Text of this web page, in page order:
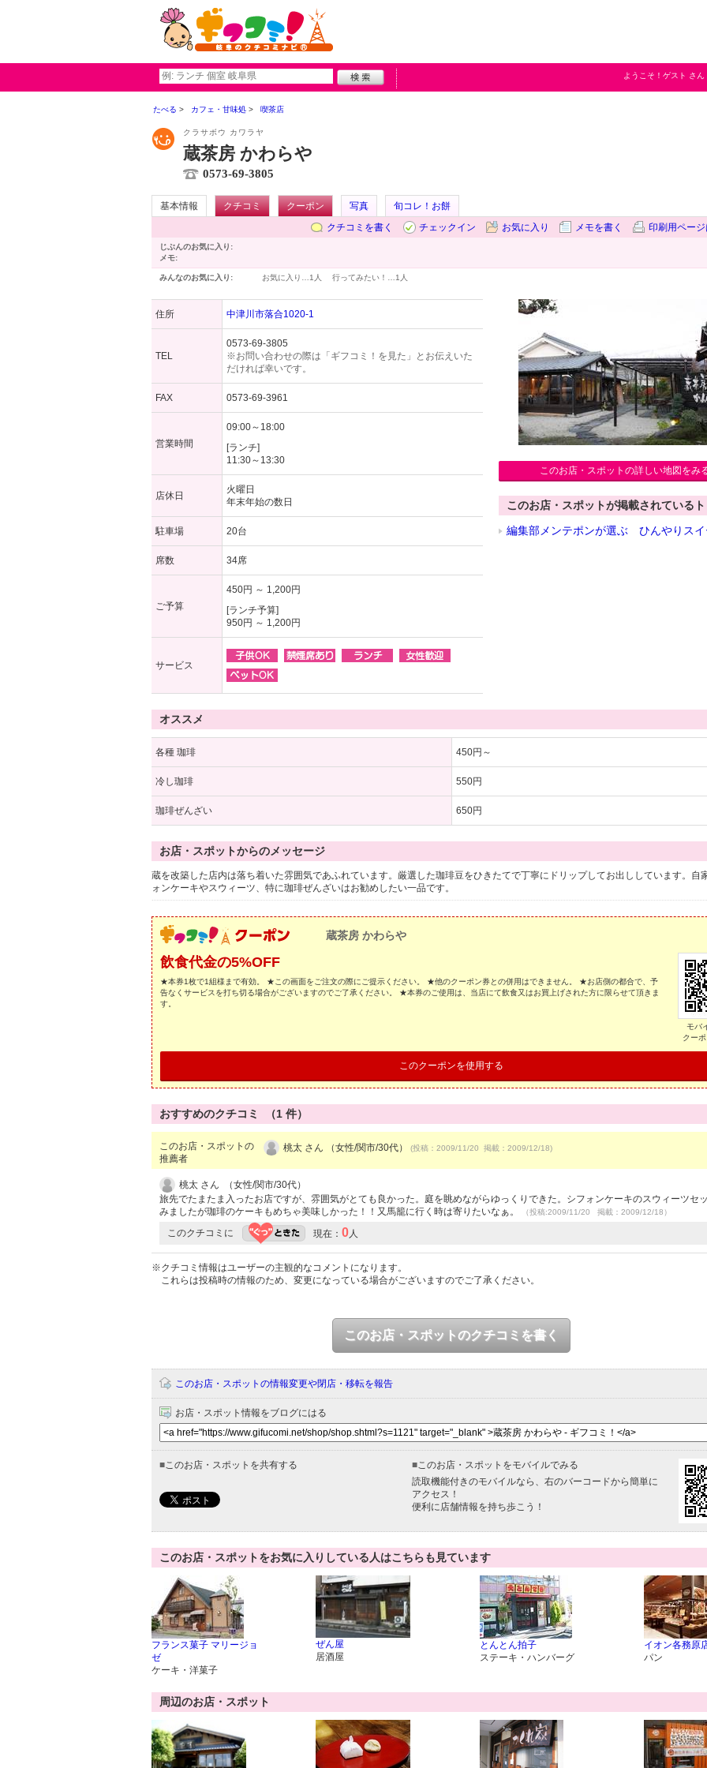
ようこそ！ ゲスト さん
たべる カフェ・甘味処 喫茶店
クラサボウ カワラヤ
蔵茶房 かわらや
0573-69-3805
基本情報 クチコミ クーポン 写真
旬コレ！お餅
クチコミを書く
チェックイン お気に入り メモを書く 印刷用ペー
じぶんのお気に入り:
メモ:
みんなのお気に入り: お気に入り… 1人 行ってみたい！… 1人
住所 中津川市落合1020-1
TEL
0573-69-3805
※お問い合わせの際は「ギフコミ！を見た」とお伝えいた
だければ幸いです。
FAX 0573-69-3961
営業時間
09:00～18:00
[ランチ]
11:30～13:30
店休日
火曜日
年末年始の数日
駐車場 20台
席数 34席
ご予算
450円 ～ 1,200円
[ランチ予算]
950円 ～ 1,200円
サービス
このお店・スポットの詳しい地図をみ
このお店・スポットが掲載されている
編集部メンテポンが選ぶ ひんやりスイ
オススメ
各種 珈琲 450円～
冷し珈琲 550円
珈琲ぜんざい 650円
お店・スポットからのメッセージ
蔵を改築した店内は落ち着いた雰囲気であふれています。厳選した珈琲豆をひきたてで丁寧にドリップしてお出ししています。自
ォンケーキやスウィーツ、特に珈琲ぜんざいはお勧めしたい一品です。
蔵茶房 かわらや
飲食代金の5%OFF
★本券1枚で1組様まで有効。 ★この画面をご注文の際にご提示ください。 ★他のクーポン券との併用はできません。 ★お店側の都合で、予
告なくサービスを打ち切る場合がございますのでご了承ください。 ★本券のご使用は、当店にて飲食又はお買上げされた方に限らせて頂きま
す。
モバ
クー
このクーポンを使用する
おすすめのクチコミ （1 件）
このお店・スポットの
推薦者
桃太 さん （女性/関市/30代） (投稿：2009/11/20 掲載：2009/12/18)
桃太 さん （女性/関市/30代）
旅先でたまたま入ったお店ですが、雰囲気がとても良かった。庭を眺めながらゆっくりできた。シフォンケーキのスウィーツセ
みましたが珈琲のケーキもめちゃ美味しかった！！又馬籠に行く時は寄りたいなぁ。
（投稿:2009/11/20 掲載：2009/12/18）
このクチコミに 現在： 0人
※クチコミ情報はユーザーの主観的なコメントになります。
これらは投稿時の情報のため、変更になっている場合がございますのでご了承ください。
このお店・スポットのクチコミを書く
このお店・スポットの情報変更や閉店・移転を報告
お店・スポット情報をブログにはる
■このお店・スポットを共有する ■このお店・スポットをモバイルでみる
読取機能付きのモバイルなら、右のバーコードから簡単に
アクセス！
便利に店舗情報を持ち歩こう！
このお店・スポットをお気に入りしている人はこちらも見ています
フランス菓子 マリージョ
ゼ
ケーキ・洋菓子
ぜん屋
居酒屋
とんとん拍子
ステーキ・ハンバーグ
イオン各務原
パン
周辺のお店・スポット